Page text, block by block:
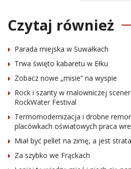
Czytaj również
Parada miejska w Suwałkach
Trwa święto kabaretu w Ełku
Zobacz nowe „misie” na wyspie
Rock i szanty w malowniczej
RockWater Festival
Termomodernizacja i drobne
placówkach oświatowych praca wre
Miał być pellet na zimę, a jest
Za szybko we Frąckach